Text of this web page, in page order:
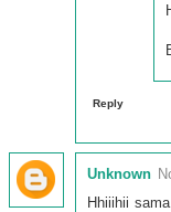
Reply
Unknown
Hhiiihii